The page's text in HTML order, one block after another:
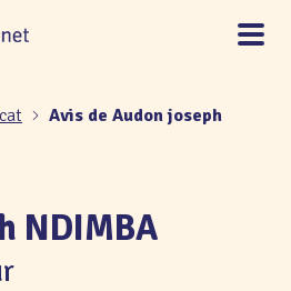
Avis de Audon joseph
NDIMBA